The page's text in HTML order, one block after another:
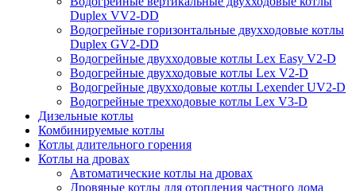
Duplex VV2-DD
Водогрейные горизонтальные двухходовые котлы
Duplex GV2-DD
Водогрейные двухходовые котлы Lex Easy V2-D
Водогрейные двухходовые котлы Lex V2-D
Водогрейные двухходовые котлы Lexender UV2-D
Водогрейные трехходовые котлы Lex V3-D
Дизельные котлы
Комбинируемые котлы
Котлы длительного горения
Котлы на дровах
Автоматические котлы на дровах
Дровяные котлы для отопления частного дома